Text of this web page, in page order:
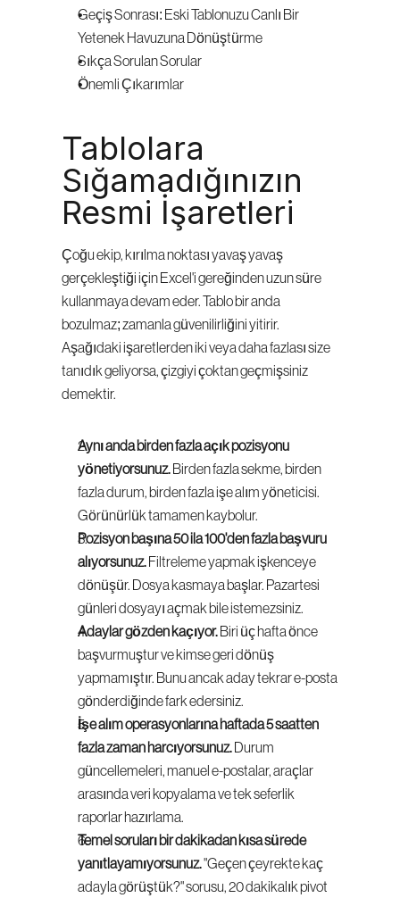
Geçiş Sonrası: Eski Tablonuzu Canlı Bir
Yetenek Havuzuna Dönüştürme
Sıkça Sorulan Sorular
Önemli Çıkarımlar
Tablolara
Sığamadığınızın
Resmi İşaretleri
Çoğu ekip, kırılma noktası yavaş yavaş
gerçekleştiği için Excel'i gereğinden uzun süre
kullanmaya devam eder. Tablo bir anda
bozulmaz; zamanla güvenilirliğini yitirir.
Aşağıdaki işaretlerden iki veya daha fazlası size
tanıdık geliyorsa, çizgiyi çoktan geçmişsiniz
demektir.
Aynı anda birden fazla açık pozisyonu
yönetiyorsunuz. Birden fazla sekme, birden
fazla durum, birden fazla işe alım yöneticisi.
Görünürlük tamamen kaybolur.
Pozisyon başına 50 ila 100'den fazla başvuru
alıyorsunuz. Filtreleme yapmak işkenceye
dönüşür. Dosya kasmaya başlar. Pazartesi
günleri dosyayı açmak bile istemezsiniz.
Adaylar gözden kaçıyor. Biri üç hafta önce
başvurmuştur ve kimse geri dönüş
yapmamıştır. Bunu ancak aday tekrar e-posta
gönderdiğinde fark edersiniz.
İşe alım operasyonlarına haftada 5 saatten
fazla zaman harcıyorsunuz. Durum
güncellemeleri, manuel e-postalar, araçlar
arasında veri kopyalama ve tek seferlik
raporlar hazırlama.
Temel soruları bir dakikadan kısa sürede
yanıtlayamıyorsunuz. "Geçen çeyrekte kaç
adayla görüştük?" sorusu, 20 dakikalık pivot